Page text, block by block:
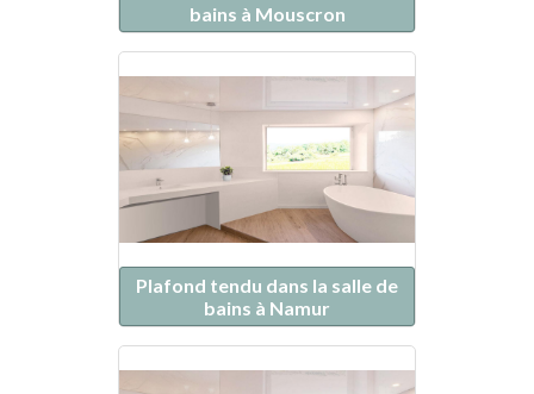
bains à Mouscron
Plafond tendu dans la salle de
bains à Namur